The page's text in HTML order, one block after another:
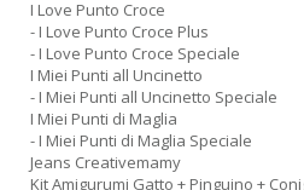
I Love Punto Croce
- I Love Punto Croce Plus
- I Love Punto Croce Speciale
I Miei Punti all Uncinetto
- I Miei Punti all Uncinetto Speciale
I Miei Punti di Maglia
- I Miei Punti di Maglia Speciale
Jeans Creativemamy
Kit Amigurumi Gatto + Pinguino +